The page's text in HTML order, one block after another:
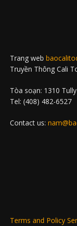
Trang web
Truyền Thông Cali
Tòa soạn: 1310
Tel: (408) 482-6527
Contact us:
Terms and Policy